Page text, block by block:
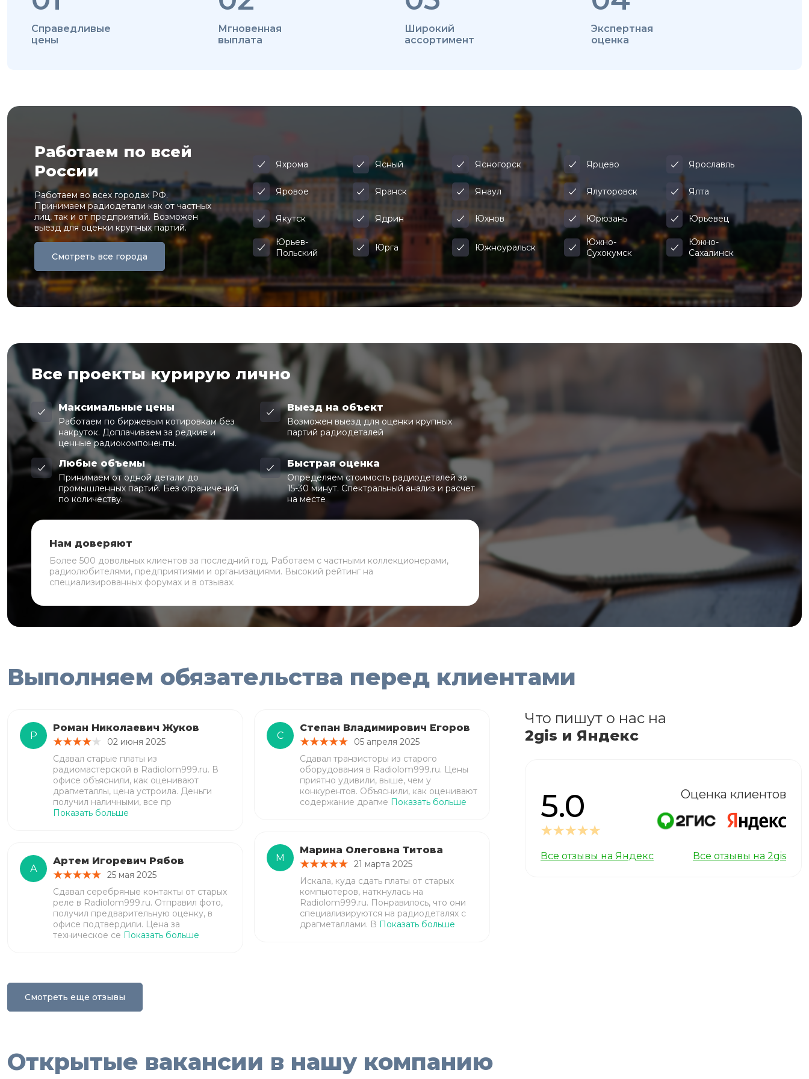
Справедливые
цены
Мгновенная
выплата
Широкий
ассортимент
Экспертная
оценка
Работаем по всей
России
Работаем во всех городах РФ.
Принимаем радиодетали как от частных
лиц, так и от предприятий. Возможен
выезд для оценки крупных партий.
Смотреть все города
Яхрома Ясный Ясногорск Ярцево Ярославль
Яровое Яранск Янаул Ялуторовск Ялта
Якутск Ядрин Юхнов Юрюзань Юрьевец
Юрьев-
Польский
Юрга Южноуральск
Южно-
Сухокумск
Южно-
Сахалинск
Все проекты курирую лично
Максимальные цены
Работаем по биржевым котировкам без
накруток. Доплачиваем за редкие и
ценные радиокомпоненты.
Выезд на объект
Возможен выезд для оценки крупных
партий радиодеталей
Любые объемы
Принимаем от одной детали до
промышленных партий. Без ограничений
по количеству.
Быстрая оценка
Определяем стоимость радиодеталей за
15-30 минут. Спектральный анализ и расчет
на месте
Нам доверяют
Более 500 довольных клиентов за последний год. Работаем с частными коллекционерами,
радиолюбителями, предприятиями и организациями. Высокий рейтинг на
специализированных форумах и в отзывах.
Выполняем обязательства перед клиентами
Р
Роман Николаевич Жуков
02 июня 2025
Сдавал старые платы из
радиомастерской в Radiolom999.ru. В
офисе объяснили, как оценивают
драгметаллы, цена устроила. Деньги
получил наличными, все пр
Показать больше
А
Артем Игоревич Рябов
25 мая 2025
Сдавал серебряные контакты от старых
реле в Radiolom999.ru. Отправил фото,
получил предварительную оценку, в
офисе подтвердили. Цена за
техническое се Показать больше
С
Степан Владимирович Егоров
05 апреля 2025
Сдавал транзисторы из старого
оборудования в Radiolom999.ru. Цены
приятно удивили, выше, чем у
конкурентов. Объяснили, как оценивают
содержание драгме Показать больше
М
Марина Олеговна Титова
21 марта 2025
Искала, куда сдать платы от старых
компьютеров, наткнулась на
Radiolom999.ru. Понравилось, что они
специализируются на радиодеталях с
драгметаллами. В Показать больше
Что пишут о нас на
2gis и Яндекс
5.0 Оценка клиентов
Все отзывы на Яндекс Все отзывы на 2gis
Смотреть еще отзывы
Открытые вакансии в нашу компанию